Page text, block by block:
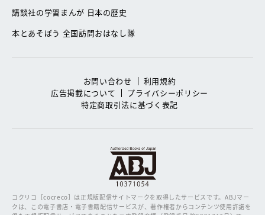
講談社の学習まんが 日本の歴史
本とあそぼう 全国訪問おはなし隊
お問い合わせ
利用規約
広告掲載について
プライバシーポリシー
特定商取引法に基づく表記
コクリコ［cocreco］は正規版配信サイトマークを取得したサービスです。ABJマー
クは、この電子書店・電子書籍配信サービスが、著作権者からコンテンツ使用許諾を